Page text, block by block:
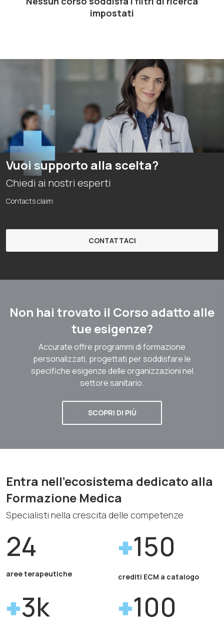
impostati
Vuoi supporto alla scelta?
Chiedi ai nostri esperti
Contacts claim
CONTATTACI
Non hai trovato il Corso adatto alle
tue esigenze?
Accurate offre programmi di formazione
personalizzati, progettati per soddisfare le
specifiche esigenze delle organizzazioni nel
settore sanitario.
SCOPRI DI PIÙ
Entra nell'ecosistema dedicato alla
Formazione Medica
Specialisti nella crescita delle competenze
24
aree terapeutiche
150
crediti ECM a catalogo
3k 100